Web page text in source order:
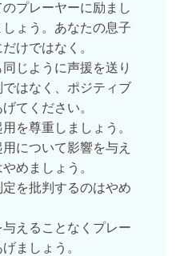
プレーヤーに励まし
ょう。あなたの息子
けではなく。
じように声援を送り
ではなく、ポジティブ
てください。
を尊重しましょう。
について影響を与え
めましょう。
を批判するのはやめ
えることなくプレー
ましょう。